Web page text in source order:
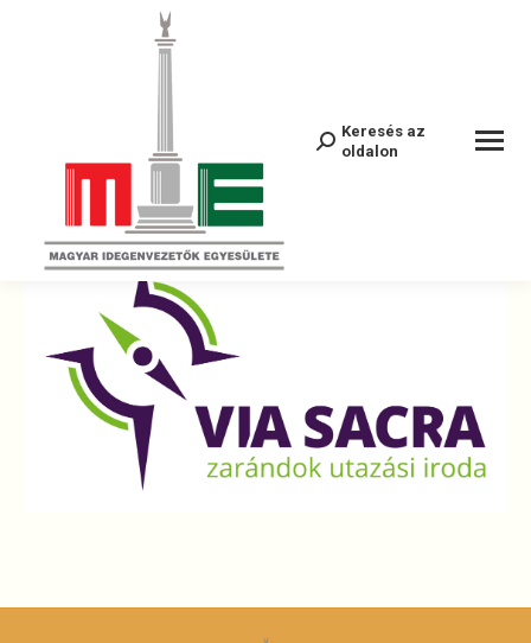
Search:
Keresés az
oldalon
VIA_SACRA_logo_2C_lila_zold